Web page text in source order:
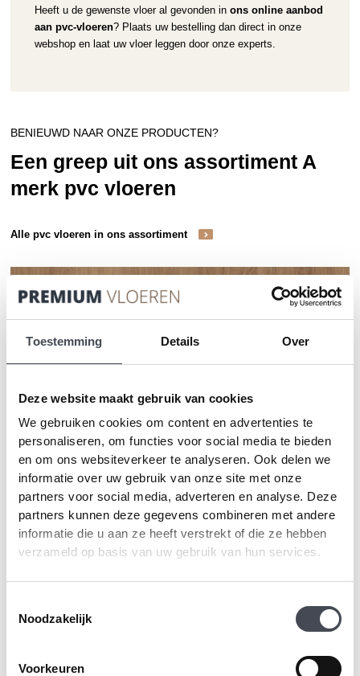
Toestemming Details Over
Deze website maakt gebruik van cookies
We gebruiken cookies om content en advertenties te
personaliseren, om functies voor social media te bieden
en om ons websiteverkeer te analyseren. Ook delen we
informatie over uw gebruik van onze site met onze
partners voor social media, adverteren en analyse. Deze
partners kunnen deze gegevens combineren met andere
informatie die u aan ze heeft verstrekt of die ze hebben
verzameld op basis van uw gebruik van hun services.
Noodzakelijk
Voorkeuren
Heeft u de gewenste vloer al gevonden in ons online aanbod
aan pvc-vloeren? Plaats uw bestelling dan direct in onze
webshop en laat uw vloer leggen door onze experts.
BENIEUWD NAAR ONZE PRODUCTEN?
Een greep uit ons assortiment A
merk pvc vloeren
Alle pvc vloeren in ons assortiment
Tarkett – Naturals – Nomad Oak – Oat
€ 34.50 €39.60
Prijsklasse:
tot